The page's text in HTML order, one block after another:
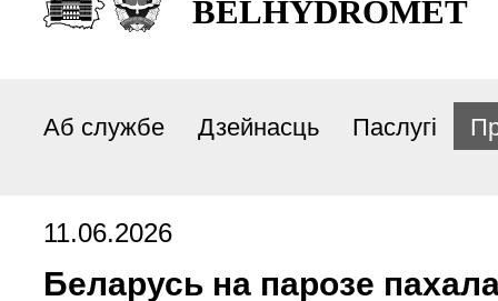
BELHYDROMET
Аб службе Дзейнасць Паслугі
11.06.2026
Беларусь на парозе